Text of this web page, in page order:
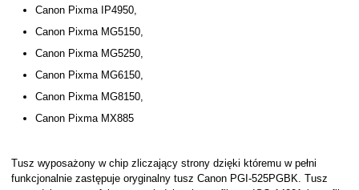
Canon Pixma IP4950,
Canon Pixma MG5150,
Canon Pixma MG5250,
Canon Pixma MG6150,
Canon Pixma MG8150,
Canon Pixma MX885
Tusz wyposażony w chip zliczający strony dzięki któremu w pełni
funkcjonalnie zastępuje oryginalny tusz Canon PGI-525PGBK. Tusz